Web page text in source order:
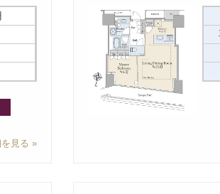
見る